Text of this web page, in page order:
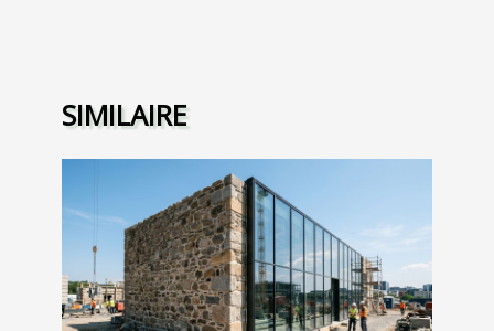
SIMILAIRE